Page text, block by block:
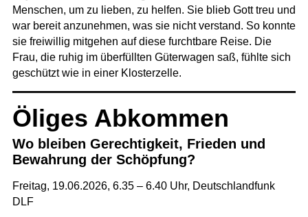
Menschen, um zu lieben, zu helfen. Sie blieb Gott treu und
war bereit anzunehmen, was sie nicht verstand. So konnte
sie freiwillig mitgehen auf diese furchtbare Reise. Die
Frau, die ruhig im überfüllten Güterwagen saß, fühlte sich
geschützt wie in einer Klosterzelle.
Öliges Abkommen
Wo bleiben Gerechtigkeit, Frieden und
Bewahrung der Schöpfung?
Freitag, 19.06.2026, 6.35 – 6.40 Uhr, Deutschlandfunk
DLF